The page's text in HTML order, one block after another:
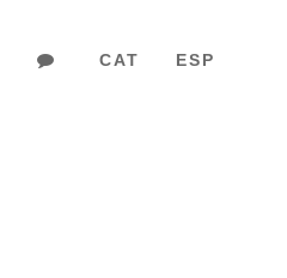
CAT ESP